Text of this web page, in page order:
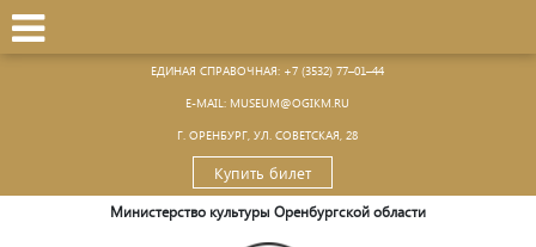
ЕДИНАЯ СПРАВОЧНАЯ: +7 (3532) 77–01–44
Е-MAIL: MUSEUM@OGIKM.RU
Г. ОРЕНБУРГ, УЛ. СОВЕТСКАЯ, 28
Купить билет
Министерство культуры Оренбургской области